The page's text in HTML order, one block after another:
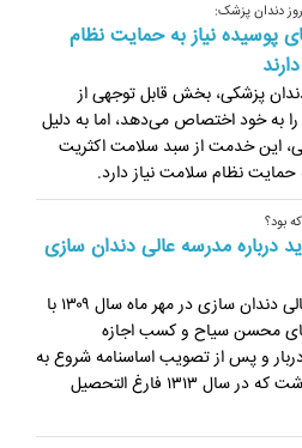
دندان پزشک:
پوسیده نیاز به حمایت نظام
پزشکی، بخش قابل توجهی از
به خود اختصاص می‌دهد، اما به دلیل
این خدمت از سبد سلامت اکثریت
نظام سلامت نیاز دارد.
بود؟
درباره مدرسه عالی دندان سازی
مدرسه عالی دندان سازی در مهر ماه سال ۱۳۰۹ با
محسن سیاح و کسب اجازه
و پس از تصویب اساسنامه شروع به
کار کرد و در ابتدا ۱۰ نفر ورودی داشت که در سال ۱۳۱۳ فارغ التحصیل